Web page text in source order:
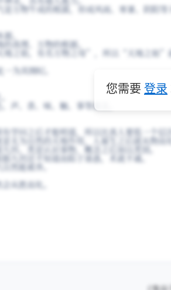
万物牛成的根源，形成风雨、寒暑、阴阳
。
真理、万物的根源。
之始，有名万物之母”，所以“天地之始”
为其纲纪。
声、香、味、触、事等而言。
学问之后才能明道，所以比真人要低一个层次
无为自然的天地作用，人诞生之后就从物而化
窍。类是认识事物，概念之后加以类别。
九窍还不知道而陷于迷惑，术就不通。
自然能被养。
从胜而化。
您需要 登录